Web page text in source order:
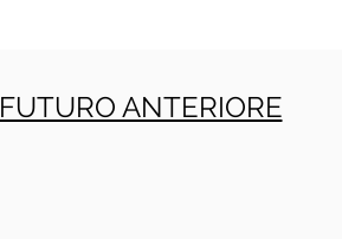
FUTURO ANTERIORE